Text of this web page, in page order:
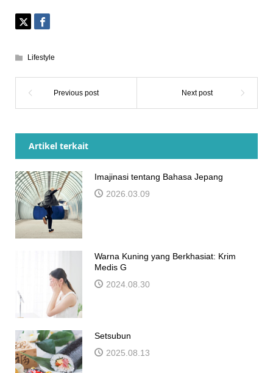
Lifestyle
Artikel terkait
Imajinasi tentang Bahasa Jepang
2026.03.09
Warna Kuning yang Berkhasiat: Krim
Medis G
2024.08.30
Setsubun
2025.08.13